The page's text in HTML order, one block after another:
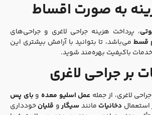
به صورت اقساط
، پرداخت هزینه جراحی لاغری و جراحی‌های
می‌باشد، تا بتوانید با آرامش بیشتری این
باکیفیت بهره‌مند شوید.
بر جراحی لاغری
لاغری، از جملهعمل اسلیو معدهو بای پس
دخانیاتمانندسیگاروقلیانخودداری